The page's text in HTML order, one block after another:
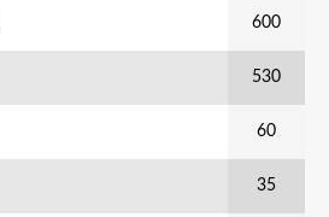
600
530
60
35